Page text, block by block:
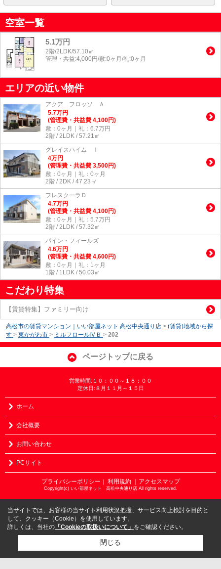
空室一覧
5.1万円
2階/2LDK/57.10㎡
管理・共益:4,000円/敷:0ヶ月/礼:0ヶ月
エリアの近い物件
アクア フロッソ Ａ
5.7万円
(管理費・共益費 4,100円)
敷：0ヶ月｜礼：6.7万円
2階 / 2LDK / 57.21㎡
グレイスハイム Ⅰ
4万円
(管理費・共益費 3,500円)
敷：0ヶ月｜礼：0ヶ月
2階 / 2DK / 47.23㎡
フレスクーラＤ
4.7万円
(管理費・共益費 4,100円)
敷：0ヶ月｜礼：5.7万円
2階 / 2LDK / 57.32㎡
パイン・フィールズ
4.6万円
(管理費・共益費 4,600円)
敷：0ヶ月｜礼：1ヶ月
1階 / 1LDK / 50.03㎡
こだわり特集
【賃貸特集】ファミリー向け
高松市の賃貸マンション｜いい部屋ネット 高松中央通り店 > (賃貸)地域から探
す > 東かがわ市 > ミルフロールⅣＢ > 202
ページトップに戻る
営業時間:１０：００～１８：００
定休日:８月１１月～１５日
ホーム
会社概要
お問い合わせ
PCサイト
プライバシーポリシー ｜ 利用規約 ｜アクセスマップ
Copyright(c) いい部屋ネット 高松中央通り店 All rights reserved.
当サイトでは、お客様の当サイト利用状況把握、サービス向上検討を目的と
して、クッキー（Cookie）を使用しています。
詳しくは、当社の 「Cookieの取扱いについて」 をご確認ください。
閉じる